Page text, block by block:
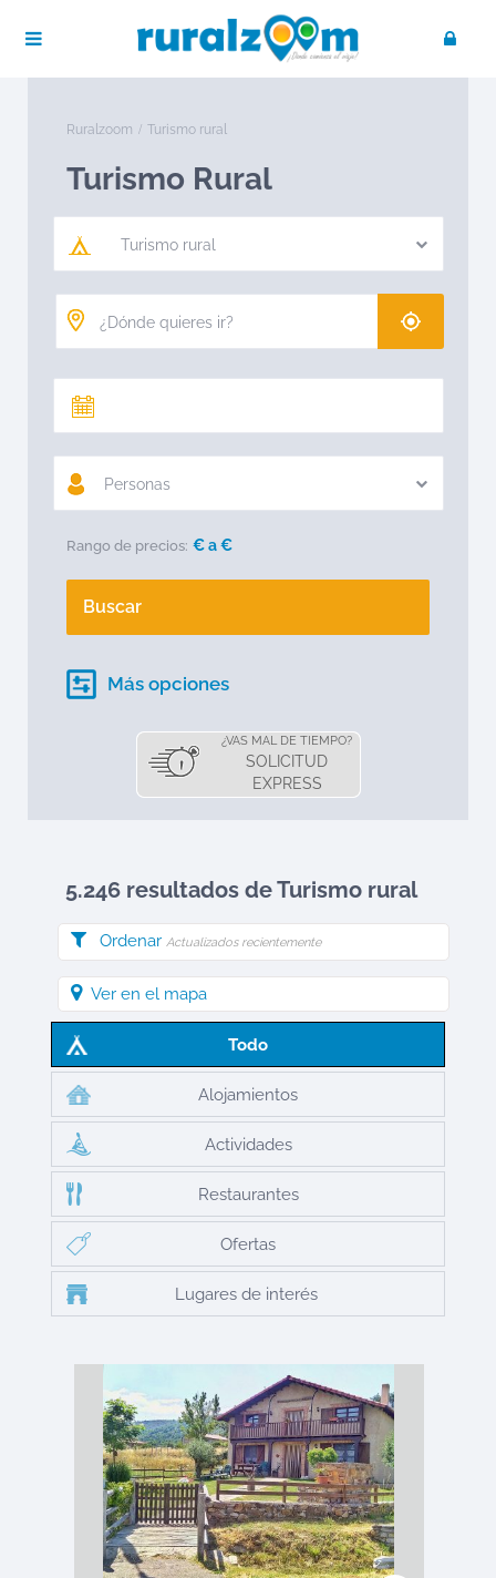
Ruralzoom Turismo rural
Turismo Rural
Turismo rural
Personas
Rango de precios: € a€
Buscar
Más opciones
¿VAS MAL DE TIEMPO?
SOLICITUD
EXPRESS
5.246 resultados de Turismo rural
Ordenar Actualizados recientemente
Ver en el mapa
Todo
Alojamientos
Actividades
Restaurantes
Ofertas
Lugares de interés